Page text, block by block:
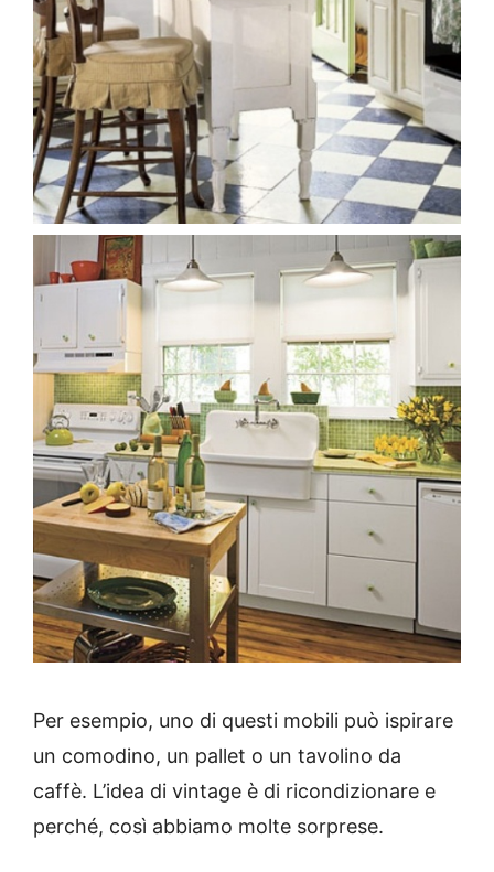
Per esempio, uno di questi mobili può ispirare
un comodino, un pallet o un tavolino da
caffè. L’idea di vintage è di ricondizionare e
perché, così abbiamo molte sorprese.